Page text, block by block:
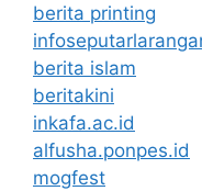
berita printing
berita islam
beritakini
inkafa.ac.id
alfusha.ponpes.id
mogfest